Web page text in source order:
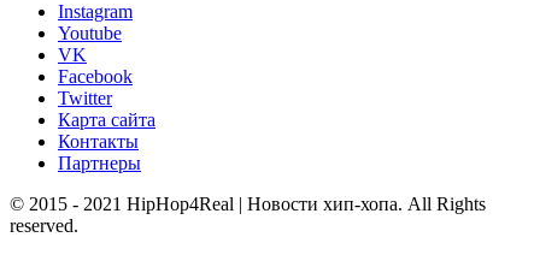
Instagram
Youtube
VK
Facebook
Twitter
Карта сайта
Контакты
Партнеры
© 2015 - 2021 HipHop4Real | Новости хип-хопа. All Rights
reserved.